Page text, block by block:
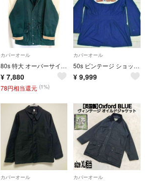
カバーオール
80s 特大 オーバーサイズ カバーオール フィールドジャケット レア
¥ 7,880
78円相当還元 (1%)
カバーオール
50s ビンテージ ショップ コート アラスカ 紺 6800 ALASKA 00
¥ 9,999
カバーオール カバーオール